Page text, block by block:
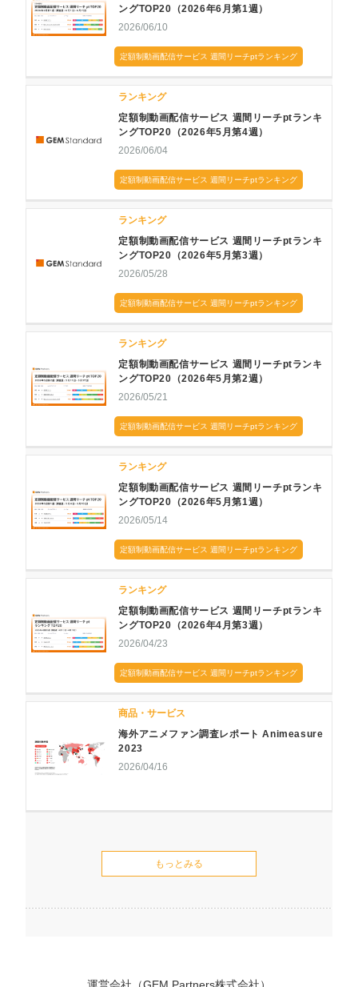
ングTOP20（2026年6月第1週）
2026/06/10
定額制動画配信サービス 週間リーチptランキング
ランキング
定額制動画配信サービス 週間リーチptランキ
ングTOP20（2026年5月第4週）
2026/06/04
定額制動画配信サービス 週間リーチptランキング
ランキング
定額制動画配信サービス 週間リーチptランキ
ングTOP20（2026年5月第3週）
2026/05/28
定額制動画配信サービス 週間リーチptランキング
ランキング
定額制動画配信サービス 週間リーチptランキ
ングTOP20（2026年5月第2週）
2026/05/21
定額制動画配信サービス 週間リーチptランキング
ランキング
定額制動画配信サービス 週間リーチptランキ
ングTOP20（2026年5月第1週）
2026/05/14
定額制動画配信サービス 週間リーチptランキング
ランキング
定額制動画配信サービス 週間リーチptランキ
ングTOP20（2026年4月第3週）
2026/04/23
定額制動画配信サービス 週間リーチptランキング
商品・サービス
海外アニメファン調査レポート Animeasure
2023
2026/04/16
もっとみる